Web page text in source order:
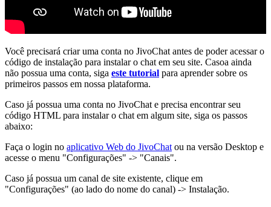
Você precisará criar uma conta no JivoChat antes de poder acessar o
código de instalação para instalar o chat em seu site. Casoa ainda
não possua uma conta, siga este tutorial para aprender sobre os
primeiros passos em nossa plataforma.
Caso já possua uma conta no JivoChat e precisa encontrar seu
código HTML para instalar o chat em algum site, siga os passos
abaixo:
Faça o login no aplicativo Web do JivoChat ou na versão Desktop e
acesse o menu "Configurações" -> "Canais".
Caso já possua um canal de site existente, clique em
"Configurações" (ao lado do nome do canal) -> Instalação.